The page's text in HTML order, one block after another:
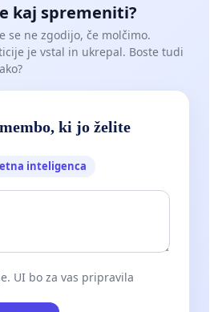
kaj spremeniti?
se ne zgodijo, če molčimo.
je vstal in ukrepal. Boste tudi
ki jo želite
inteligenca
UI bo za vas pripravila